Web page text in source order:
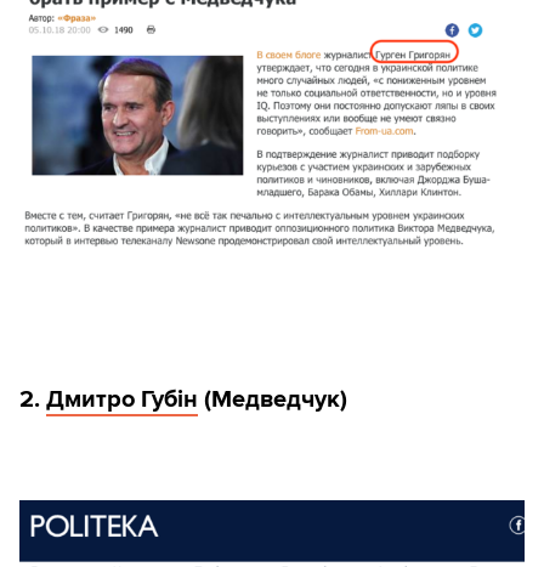
2. Дмитро Губін (Медведчук)